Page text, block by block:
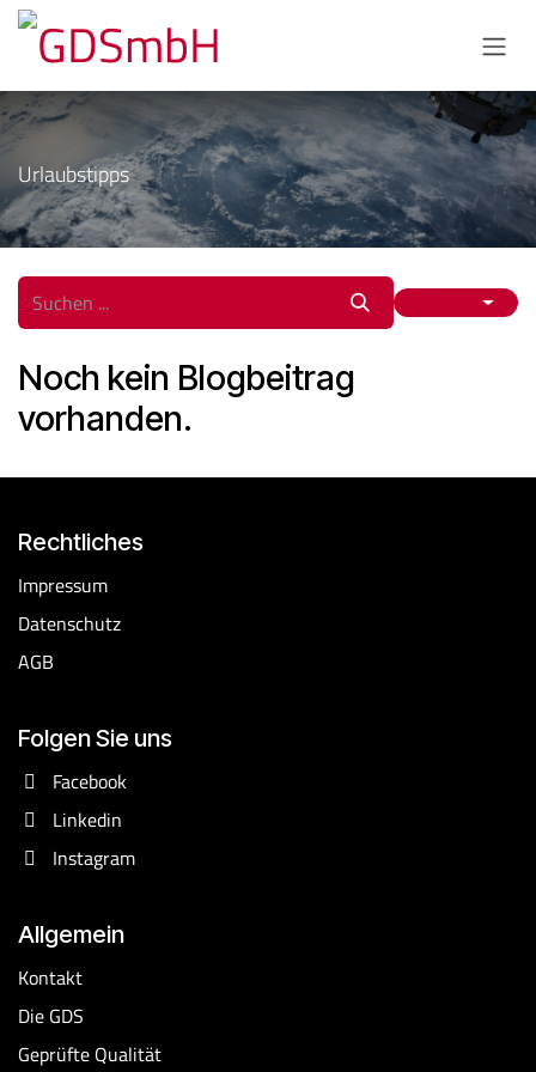
Zum Inhalt springen
Urlaubstipps
Noch kein Blogbeitrag
vorhanden.
Rechtliches
​Impressum
Datenschutz
AGB
Folgen Sie uns
Facebook
Linkedin
Instagram
Allgemein
Kontakt
Die GDS
Geprüfte Qualität